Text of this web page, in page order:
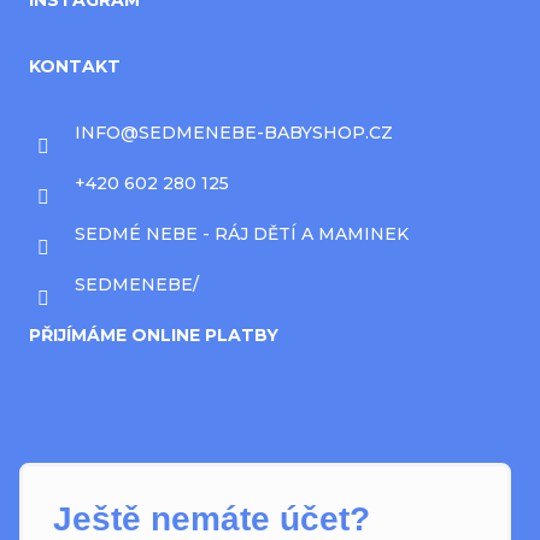
KONTAKT
INFO@SEDMENEBE-BABYSHOP.CZ
+420 602 280 125
SEDMÉ NEBE - RÁJ DĚTÍ A MAMINEK
SEDMENEBE/
PŘIJÍMÁME ONLINE PLATBY
Ještě nemáte účet?